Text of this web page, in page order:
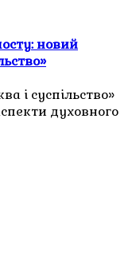
новий
і суспільство»
духовного